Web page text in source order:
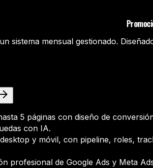
sistema mensual gestionado.
5 páginas con diseño de
con IA.
y móvil, con pipeline, roles,
profesional de Google Ads y Meta